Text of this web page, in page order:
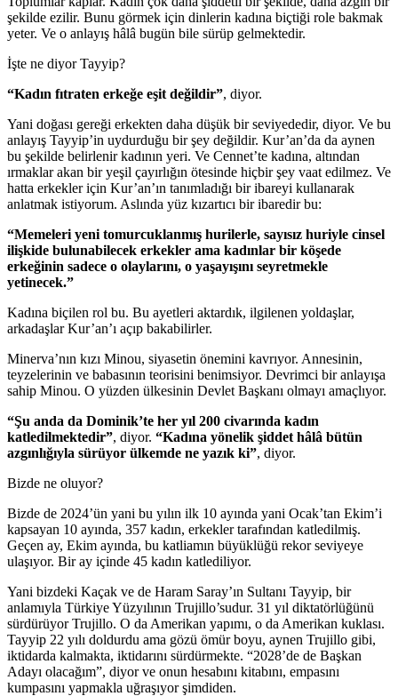
şekilde ezilir. Bunu görmek için dinlerin kadına biçtiği role bakmak
yeter. Ve o anlayış hâlâ bugün bile sürüp gelmektedir.
İşte ne diyor Tayyip?
“Kadın fıtraten erkeğe eşit değildir”, diyor.
Yani doğası gereği erkekten daha düşük bir seviyededir, diyor. Ve bu
anlayış Tayyip’in uydurduğu bir şey değildir. Kur’an’da da aynen
bu şekilde belirlenir kadının yeri. Ve Cennet’te kadına, altından
ırmaklar akan bir yeşil çayırlığın ötesinde hiçbir şey vaat edilmez. Ve
hatta erkekler için Kur’an’ın tanımladığı bir ibareyi kullanarak
anlatmak istiyorum. Aslında yüz kızartıcı bir ibaredir bu:
“Memeleri yeni tomurcuklanmış hurilerle, sayısız huriyle cinsel
ilişkide bulunabilecek erkekler ama kadınlar bir köşede
erkeğinin sadece o olaylarını, o yaşayışını seyretmekle
yetinecek.”
Kadına biçilen rol bu. Bu ayetleri aktardık, ilgilenen yoldaşlar,
arkadaşlar Kur’an’ı açıp bakabilirler.
Minerva’nın kızı Minou, siyasetin önemini kavrıyor. Annesinin,
teyzelerinin ve babasının teorisini benimsiyor. Devrimci bir anlayışa
sahip Minou. O yüzden ülkesinin Devlet Başkanı olmayı amaçlıyor.
“Şu anda da Dominik’te her yıl 200 civarında kadın
katledilmektedir”, diyor. “Kadına yönelik şiddet hâlâ bütün
azgınlığıyla sürüyor ülkemde ne yazık ki”, diyor.
Bizde ne oluyor?
Bizde de 2024’ün yani bu yılın ilk 10 ayında yani Ocak’tan Ekim’i
kapsayan 10 ayında, 357 kadın, erkekler tarafından katledilmiş.
Geçen ay, Ekim ayında, bu katliamın büyüklüğü rekor seviyeye
ulaşıyor. Bir ay içinde 45 kadın katlediliyor.
Yani bizdeki Kaçak ve de Haram Saray’ın Sultanı Tayyip, bir
anlamıyla Türkiye Yüzyılının Trujillo’sudur. 31 yıl diktatörlüğünü
sürdürüyor Trujillo. O da Amerikan yapımı, o da Amerikan kuklası.
Tayyip 22 yılı doldurdu ama gözü ömür boyu, aynen Trujillo gibi,
iktidarda kalmakta, iktidarını sürdürmekte. “2028’de de Başkan
Adayı olacağım”, diyor ve onun hesabını kitabını, empasını
kumpasını yapmakla uğraşıyor şimdiden.